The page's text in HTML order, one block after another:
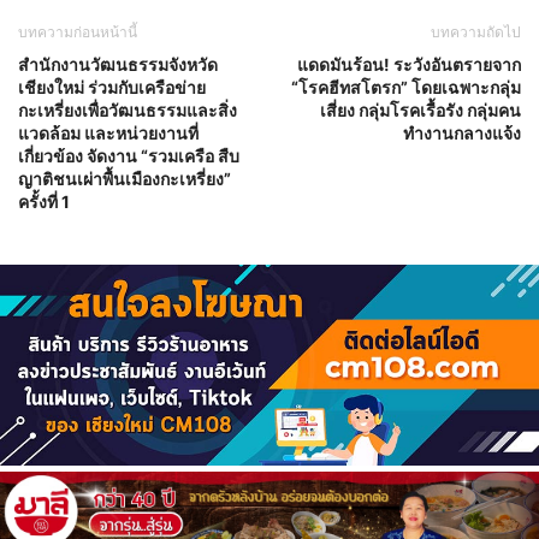
บทความก่อนหน้านี้
สำนักงานวัฒนธรรมจังหวัด
เชียงใหม่ ร่วมกับเครือข่าย
กะเหรี่ยงเพื่อวัฒนธรรมและสิ่ง
แวดล้อม และหน่วยงานที่
เกี่ยวข้อง จัดงาน “รวมเครือ สืบ
ญาติชนเผ่าพื้นเมืองกะเหรี่ยง”
ครั้งที่ 1
บทความถัดไป
แดดมันร้อน! ระวังอันตรายจาก
“โรคฮีทสโตรก” โดยเฉพาะกลุ่ม
เสี่ยง กลุ่มโรคเรื้อรัง กลุ่มคน
ทำงานกลางแจ้ง